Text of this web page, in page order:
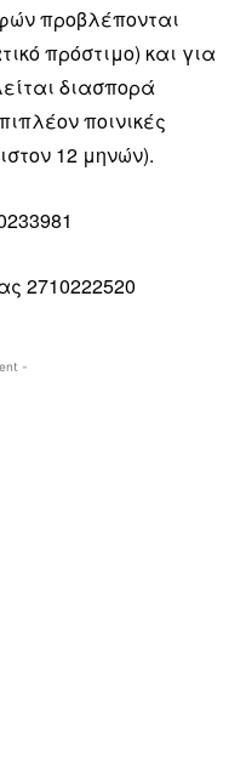
προβλέπονται
πρόστιμο) και για
διασπορά
ποινικές
12 μηνών).
2710222520
-